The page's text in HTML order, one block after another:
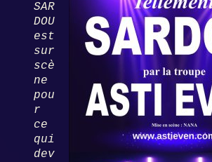
SAR
DOU
est
sur
scè
ne
pou
r
ce
qui
dev